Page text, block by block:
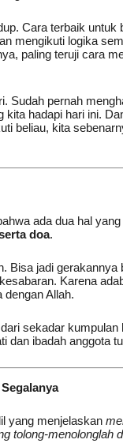
Cara terbaik
paling teruji cara
hadapi hari ini.
beliau, kita
ada dua hal
doa.
Bisa jadi
Karena
dengan Allah.
sekadar
dan ibadah anggota
yang menjelaskan
tolong-menolonglah